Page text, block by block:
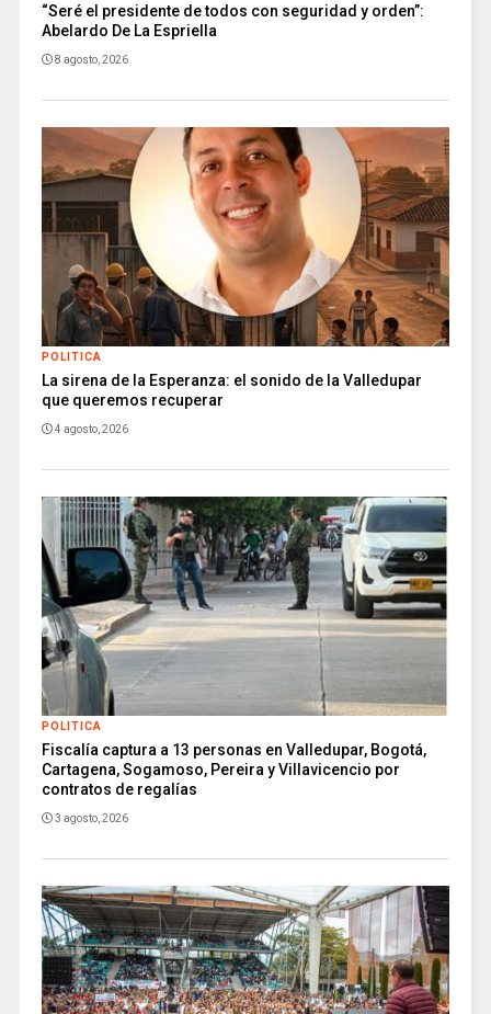
“Seré el presidente de todos con seguridad y orden”:
Abelardo De La Espriella
8 agosto, 2026
POLITICA
La sirena de la Esperanza: el sonido de la Valledupar
que queremos recuperar
4 agosto, 2026
POLITICA
Fiscalía captura a 13 personas en Valledupar, Bogotá,
Cartagena, Sogamoso, Pereira y Villavicencio por
contratos de regalías
3 agosto, 2026